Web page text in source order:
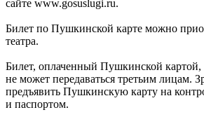
сайте www.gosuslugi.ru.
Билет по Пушкинской карте можно
театра.
Билет, оплаченный Пушкинской
не может передаваться третьим лицам.
предъявить Пушкинскую карту на
и паспортом.